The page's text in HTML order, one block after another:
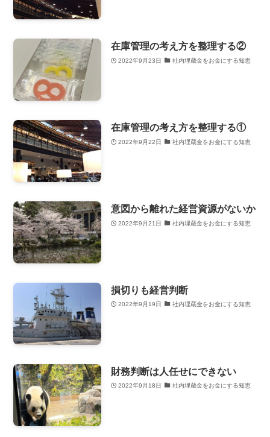
在庫管理の考え方を整理する②
2022年9月23日 社内埋蔵金をお金にする知恵
在庫管理の考え方を整理する①
2022年9月22日 社内埋蔵金をお金にする知恵
意図から離れた経営資源がないか
2022年9月21日 社内埋蔵金をお金にする知恵
損切りも経営判断
2022年9月19日 社内埋蔵金をお金にする知恵
財務判断は人任せにできない
2022年9月18日 社内埋蔵金をお金にする知恵